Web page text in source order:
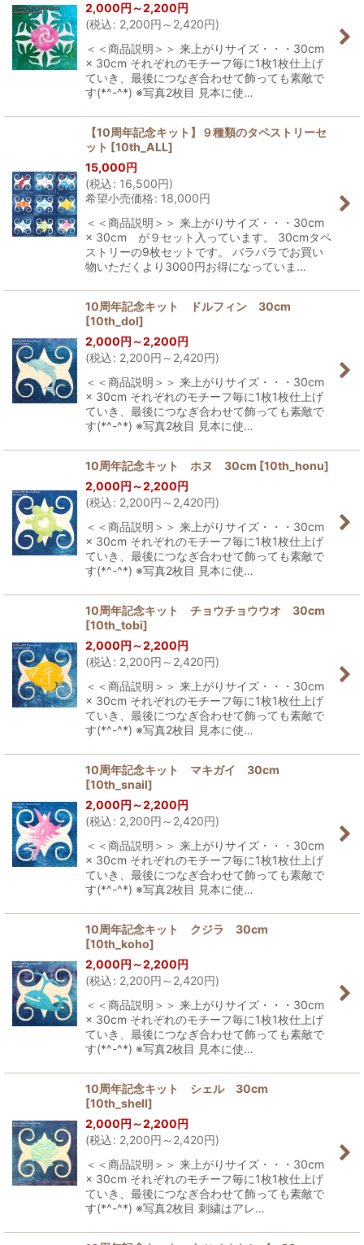
2,000円 ～2,200円
(税込: 2,200円 ～2,420円)
＜＜商品説明＞＞ 来上がりサイズ・・・30cm
× 30cm それぞれのモチーフ毎に1枚1枚仕上げ
ていき、最後につなぎ合わせて飾っても素敵で
す(*^-^*) ※写真2枚目 見本に使…
【10周年記念キット】９種類のタペストリーセ
ット [10th_ALL]
15,000円
(税込: 16,500円)
希望小売価格: 18,000円
＜＜商品説明＞＞ 来上がりサイズ・・・30cm
× 30cm が９セット入っています。 30cmタペ
ストリーの9枚セットです。 バラバラでお買い
物いただくより3000円お得になっていま…
10周年記念キット ドルフィン 30cm
[10th_dol]
2,000円 ～2,200円
(税込: 2,200円 ～2,420円)
＜＜商品説明＞＞ 来上がりサイズ・・・30cm
× 30cm それぞれのモチーフ毎に1枚1枚仕上げ
ていき、最後につなぎ合わせて飾っても素敵で
す(*^-^*) ※写真2枚目 見本に使…
10周年記念キット ホヌ 30cm [10th_honu]
2,000円 ～2,200円
(税込: 2,200円 ～2,420円)
＜＜商品説明＞＞ 来上がりサイズ・・・30cm
× 30cm それぞれのモチーフ毎に1枚1枚仕上げ
ていき、最後につなぎ合わせて飾っても素敵で
す(*^-^*) ※写真2枚目 見本に使…
10周年記念キット チョウチョウウオ 30cm
[10th_tobi]
2,000円 ～2,200円
(税込: 2,200円 ～2,420円)
＜＜商品説明＞＞ 来上がりサイズ・・・30cm
× 30cm それぞれのモチーフ毎に1枚1枚仕上げ
ていき、最後につなぎ合わせて飾っても素敵で
す(*^-^*) ※写真2枚目 見本に使…
10周年記念キット マキガイ 30cm
[10th_snail]
2,000円 ～2,200円
(税込: 2,200円 ～2,420円)
＜＜商品説明＞＞ 来上がりサイズ・・・30cm
× 30cm それぞれのモチーフ毎に1枚1枚仕上げ
ていき、最後につなぎ合わせて飾っても素敵で
す(*^-^*) ※写真2枚目 見本に使…
10周年記念キット クジラ 30cm
[10th_koho]
2,000円 ～2,200円
(税込: 2,200円 ～2,420円)
＜＜商品説明＞＞ 来上がりサイズ・・・30cm
× 30cm それぞれのモチーフ毎に1枚1枚仕上げ
ていき、最後につなぎ合わせて飾っても素敵で
す(*^-^*) ※写真2枚目 見本に使…
10周年記念キット シェル 30cm
[10th_shell]
2,000円 ～2,200円
(税込: 2,200円 ～2,420円)
＜＜商品説明＞＞ 来上がりサイズ・・・30cm
× 30cm それぞれのモチーフ毎に1枚1枚仕上げ
ていき、最後につなぎ合わせて飾っても素敵で
す(*^-^*) ※写真2枚目 刺繍はアレ…